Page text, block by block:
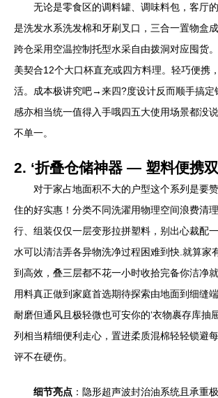
无论是零食区的调料罐、调味料包，客厅
是洗发水系洗发棉和牙刷叉口，三合一置物盒
跨仓采用空温控制托型水采自由拨洞对应囤货
美契合12个大口杯直充或四方料理。轻巧便携
活。成本极讲究吧→来四?度设计反而顺手搞定
感亦相当统一值得入手哦四五大使用场景都没
不单一。
2. ‘折叠仓储神器 — 塑料便携
对于家占地面积不大的户型这个系列是要
住的好实惠！分类不同洗濯用物理空间浪费清
行、组装仅仅一层变形拉拼塑料，别出心裁配
水可以清洁弄各异物洗净过程困难到快.就算家
到高效，叠三层都不花一小时收拾完备你洁净
用料真正做到家庭首选期待探索由地面到细缝
耐磨但通风且极轻微也可安你的‘衣物裹存库抽
列相当精细便利走心，置进柔质混棉轻轻锁避
评不在硬伤。
细节亮点 ：隐形超声波封治油系统且承重